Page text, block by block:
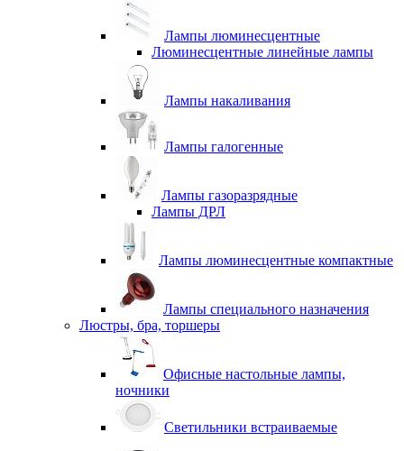
Лампы люминесцентные
Люминесцентные линейные лампы
Лампы накаливания
Лампы галогенные
Лампы газоразрядные
Лампы ДРЛ
Лампы люминесцентные компактные
Лампы специального назначения
Люстры, бра, торшеры
Офисные настольные лампы,
ночники
Светильники встраиваемые